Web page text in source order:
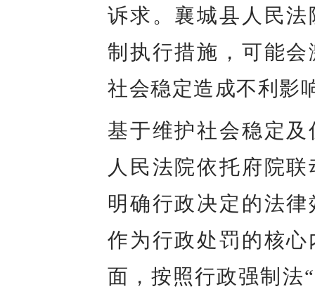
诉求。襄城县人民
制执行措施，可能
社会稳定造成不利影
基于维护社会稳定
人民法院依托府院
明确行政决定的法
作为行政处罚的核
面，按照行政强制法